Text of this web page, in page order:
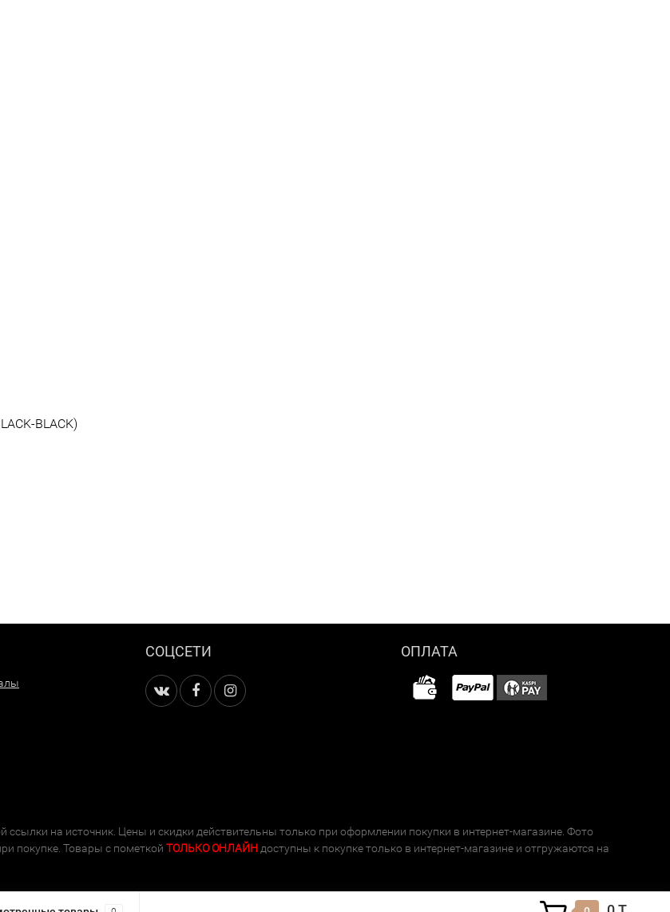
BLACK)
СОЦСЕТИ ОПЛАТА
на источник. Цены и скидки действительны только при оформлении покупки в интернет-магазине. Фото
покупке. Товары с пометкой ТОЛЬКО ОНЛАЙН доступны к покупке только в интернет-магазине и отгружаются на